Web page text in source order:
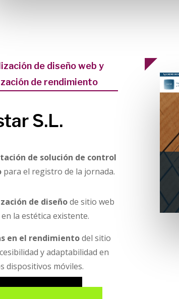
de diseño web y
de rendimiento
S.L.
de solución de control
para el registro de la jornada.
de diseñode sitio web
la estética existente.
en el rendimientodel sitio
y adaptabilidad en
dispositivos móviles.